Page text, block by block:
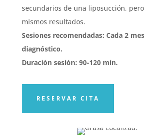
secundarios de una liposucción,
mismos resultados.
Sesiones recomendadas: Cada 2
diagnóstico.
Duración sesión: 90-120 min.
RESERVAR CITA